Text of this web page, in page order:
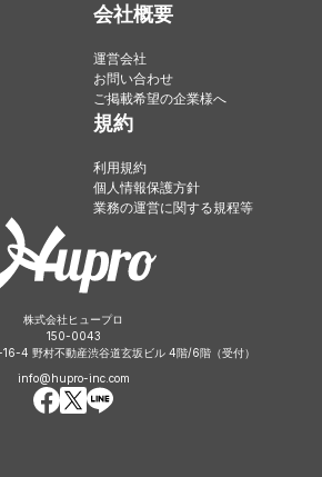
会社概要
運営会社
お問い合わせ
ご掲載希望の企業様へ
規約
利用規約
個人情報保護方針
業務の運営に関する規程等
株式会社ヒュープロ
150-0043
4 野村不動産渋谷道玄坂ビル 4階/6階（受付）
info@hupro-inc.com